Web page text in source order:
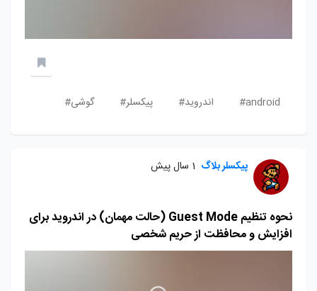
android# اندروید# پیکسلر# گوشی#
پیکسلر بلاگ 1 سال پیش
نحوه تنظیم Guest Mode (حالت مهمان) در اندروید برای
افزایش و محافظت از حریم شخصی